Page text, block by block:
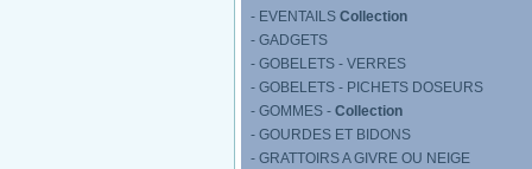
- EVENTAILS Collection
- GADGETS
- GOBELETS - VERRES
- GOBELETS - PICHETS DOSEURS
- GOMMES - Collection
- GOURDES ET BIDONS
- GRATTOIRS A GIVRE OU NEIGE